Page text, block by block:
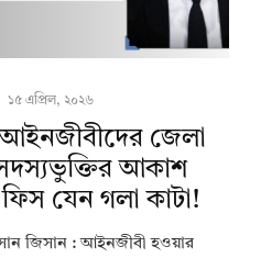
১৫ এপ্রিল, ২০২৬
জেলা
আকাশ
যেন গলা কাটা!
জিসান : আইনজীবী হওয়ার